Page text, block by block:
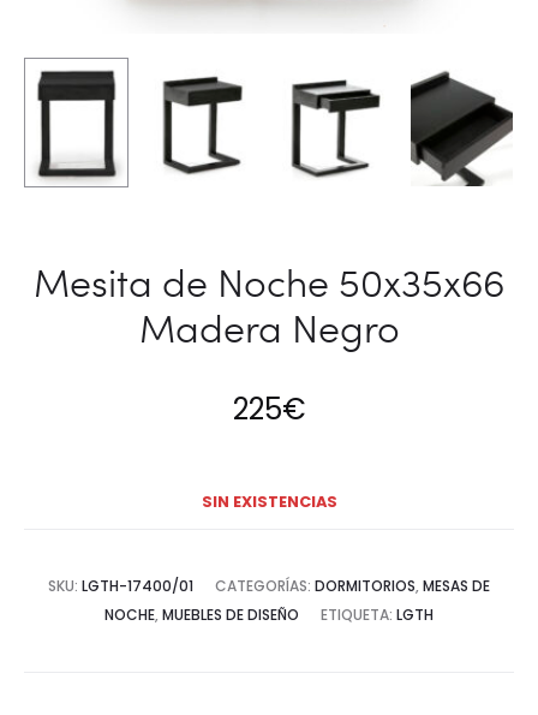
Mesita de Noche 50x35x66
Madera Negro
225€
SIN EXISTENCIAS
SKU: LGTH-17400/01 CATEGORÍAS: DORMITORIOS, MESAS DE
NOCHE, MUEBLES DE DISEÑO ETIQUETA: LGTH